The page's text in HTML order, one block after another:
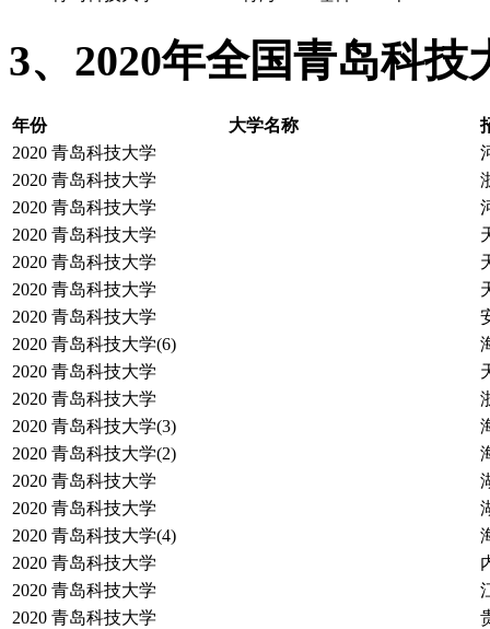
3、2020年全国青岛科技
年份 大学名称
2020 青岛科技大学
2020 青岛科技大学
2020 青岛科技大学
2020 青岛科技大学
2020 青岛科技大学
2020 青岛科技大学
2020 青岛科技大学
2020 青岛科技大学(6)
2020 青岛科技大学
2020 青岛科技大学
2020 青岛科技大学(3)
2020 青岛科技大学(2)
2020 青岛科技大学
2020 青岛科技大学
2020 青岛科技大学(4)
2020 青岛科技大学
2020 青岛科技大学
2020 青岛科技大学